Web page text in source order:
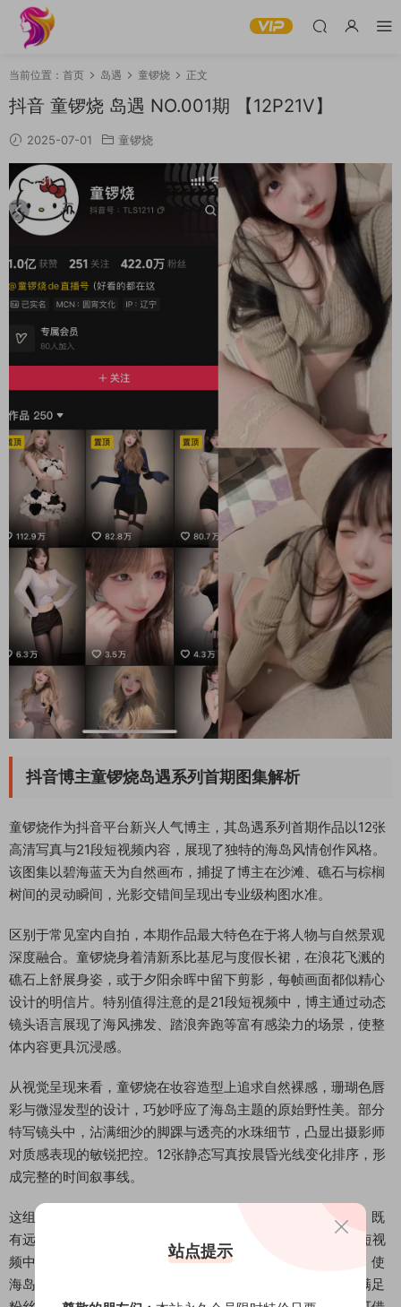
当前位置： 首页 岛遇 童锣烧 正文
抖音 童锣烧 岛遇 NO.001期 【12P21V】
2025-07-01 童锣烧
抖音博主童锣烧岛遇系列首期图集解析
童锣烧作为抖音平台新兴人气博主，其岛遇系列首期作品以12张
高清写真与21段短视频内容，展现了独特的海岛风情创作风格。
该图集以碧海蓝天为自然画布，捕捉了博主在沙滩、礁石与棕榈
树间的灵动瞬间，光影交错间呈现出专业级构图水准。
区别于常见室内自拍，本期作品最大特色在于将人物与自然景观
深度融合。童锣烧身着清新系比基尼与度假长裙，在浪花飞溅的
礁石上舒展身姿，或于夕阳余晖中留下剪影，每帧画面都似精心
设计的明信片。特别值得注意的是21段短视频中，博主通过动态
镜头语言展现了海风拂发、踏浪奔跑等富有感染力的场景，使整
体内容更具沉浸感。
从视觉呈现来看，童锣烧在妆容造型上追求自然裸感，珊瑚色唇
彩与微湿发型的设计，巧妙呼应了海岛主题的原始野性美。部分
特写镜头中，沾满细沙的脚踝与透亮的水珠细节，凸显出摄影师
对质感表现的敏锐把控。12张静态写真按晨昏光线变化排序，形
成完整的时间叙事线。
这组自拍写真在内容编排上展现了专业博主的内容策划能力，既
有远景展现环境氛围，也不乏近景突出人物表情管理。21段短视
频中包含了慢动作回眸、延时摄影记录云层流动等创意手法，使
海岛度假这个常见题材产生了新颖的视觉表达。整体作品既满足
站点提示